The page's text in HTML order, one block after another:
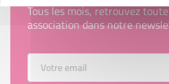
Tous les mois, retrouvez
association dans notre
Votre Email